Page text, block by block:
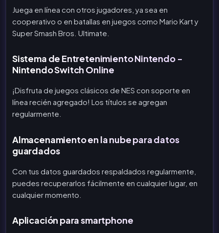
Juega en línea con otros jugadores, ya sea en
cooperativo o en batallas en juegos como Mario Kart y
Super Smash Bros. Ultimate.
Sistema de Entretenimiento Nintendo -
Nintendo Switch Online
¡Disfruta de juegos clásicos de NES con soporte en
línea recién agregado! Los títulos se agregan
regularmente.
Almacenamiento en la nube para datos
guardados
Con tus datos guardados respaldados regularmente,
puedes recuperarlos fácilmente en cualquier lugar, en
cualquier momento.
Aplicación para smartphone